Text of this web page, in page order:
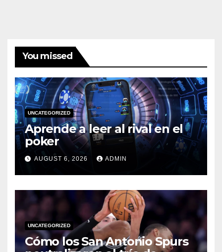
You missed
UNCATEGORIZED
Aprende a leer al rival en el
poker
AUGUST 6, 2026 ADMIN
UNCATEGORIZED
Cómo los San Antonio Spurs